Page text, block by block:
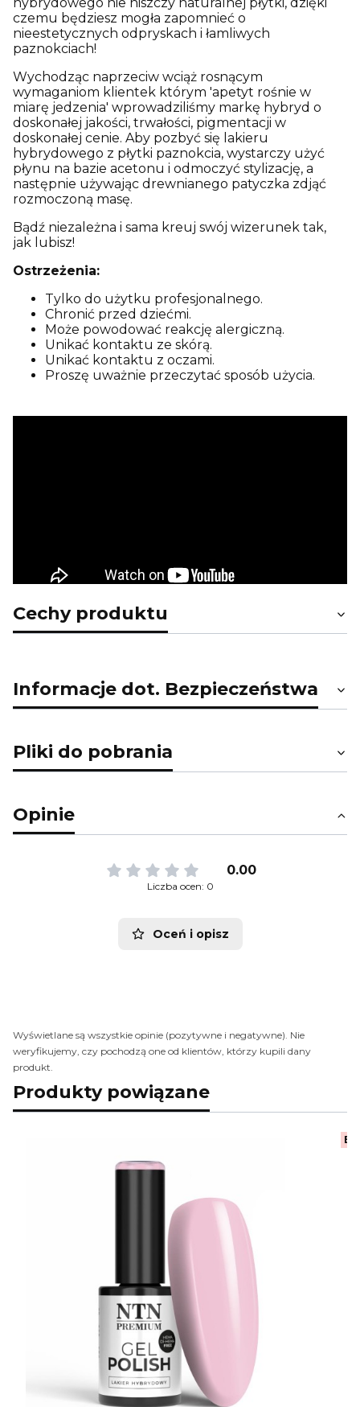
czemu będziesz mogła zapomnieć o
nieestetycznych odpryskach i łamliwych
paznokciach!
Wychodząc naprzeciw wciąż rosnącym
wymaganiom klientek którym 'apetyt rośnie w
miarę jedzenia' wprowadziliśmy markę hybryd o
doskonałej jakości, trwałości, pigmentacji w
doskonałej cenie. Aby pozbyć się lakieru
hybrydowego z płytki paznokcia, wystarczy użyć
płynu na bazie acetonu i odmoczyć stylizację, a
następnie używając drewnianego patyczka zdjąć
rozmoczoną masę.
Bądź niezależna i sama kreuj swój wizerunek tak,
jak lubisz!
Ostrzeżenia:
Tylko do użytku profesjonalnego.
Chronić przed dziećmi.
Może powodować reakcję alergiczną.
Unikać kontaktu ze skórą.
Unikać kontaktu z oczami.
Proszę uważnie przeczytać sposób użycia.
Cechy produktu
Informacje dot. Bezpieczeństwa
Pliki do pobrania
Opinie
0.00
Liczba ocen: 0
Oceń i opisz
Wyświetlane są wszystkie opinie (pozytywne i negatywne). Nie
weryfikujemy, czy pochodzą one od klientów, którzy kupili dany
produkt.
Produkty powiązane